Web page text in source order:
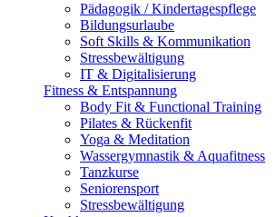
Pädagogik / Kindertagespflege
Bildungsurlaube
Soft Skills & Kommunikation
Stressbewältigung
IT & Digitalisierung
Fitness & Entspannung
Body Fit & Functional Training
Pilates & Rückenfit
Yoga & Meditation
Wassergymnastik & Aquafitness
Tanzkurse
Seniorensport
Stressbewältigung